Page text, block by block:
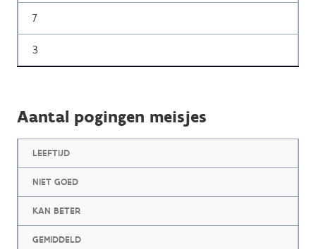
7
3
Aantal pogingen meisjes
LEEFTIJD
NIET GOED
KAN BETER
GEMIDDELD